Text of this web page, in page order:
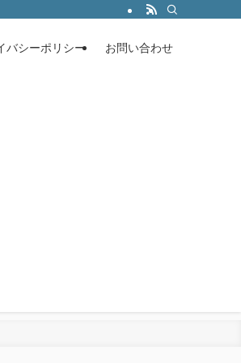
バシーポリシー お問い合わせ